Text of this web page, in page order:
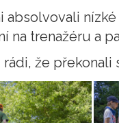
absolvovali
na trenažéru a
že překonali